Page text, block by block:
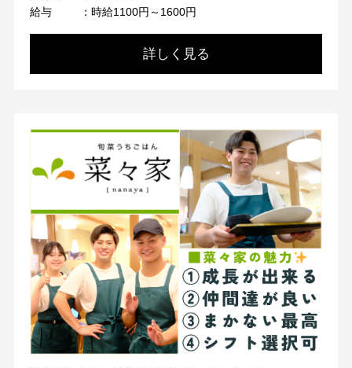
給与
：時給1100円～1600円
詳しく見る